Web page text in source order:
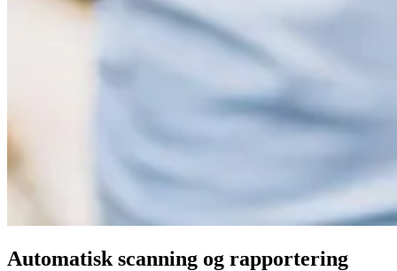
Automatisk scanning og rapportering